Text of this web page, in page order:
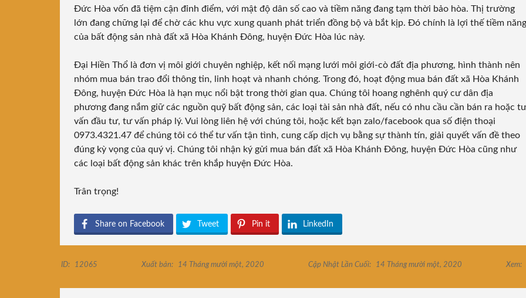
Đức Hòa vốn đã tiệm cận đỉnh điểm, với mật độ dân số cao và tiềm năng đang tạm thời bảo hòa. Thị trường
lớn đang chững lại để chờ các khu vực xung quanh phát triển đồng bộ và bắt kịp. Đó chính là lợi thế tiềm năng
của bất động sản nhà đất xã Hòa Khánh Đông, huyện Đức Hòa lúc này.
Đại Hiền Thổ là đơn vị môi giới chuyên nghiệp, kết nối mạng lưới môi giới-cò đất địa phương, hình thành nên
nhóm mua bán trao đổi thông tin, linh hoạt và nhanh chóng. Trong đó, hoạt động mua bán đất xã Hòa Khánh
Đông, huyện Đức Hòa là hạn mục nổi bật trong thời gian qua. Chúng tôi hoang nghênh quý cư dân địa
phương đang nắm giữ các nguồn quỹ bất động sản, các loại tài sản nhà đất, nếu có nhu cầu cần bán ra hoặc tư
vấn đầu tư, tư vấn pháp lý. Vui lòng liên hệ với chúng tôi, hoặc kết bạn zalo/facebook qua số điện thoại
0973.4321.47 để chúng tôi có thể tư vấn tận tình, cung cấp dịch vụ bằng sự thành tín, giải quyết vấn đề theo
đúng kỳ vọng của quý vị. Chúng tôi nhận ký gửi mua bán đất xã Hòa Khánh Đông, huyện Đức Hòa cũng như
các loại bất động sản khác trên khắp huyện Đức Hòa.
Trân trọng!
Share on Facebook Tweet Pin it LinkedIn
ID: 12065 Xuất bản: 14 Tháng mười một, 2020 Cập Nhật Lần Cuối: 14 Tháng mười một, 2020 Xem: